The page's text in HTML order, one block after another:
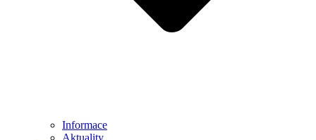
Informace
Aktuality